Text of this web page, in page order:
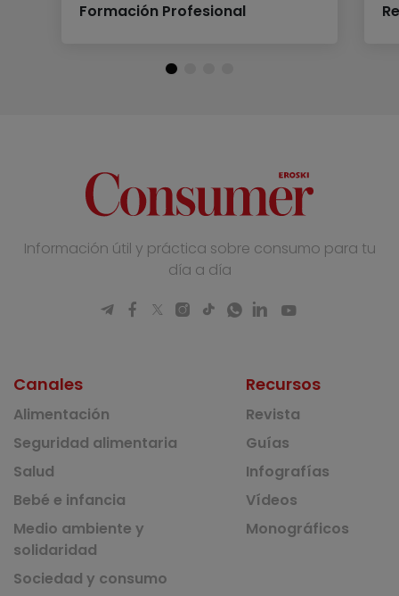
Formación Profesional
Información útil y práctica sobre consumo para tu
día a día
Canales
Alimentación
Seguridad alimentaria
Salud
Bebé e infancia
Medio ambiente y
solidaridad
Sociedad y consumo
Recursos
Revista
Guías
Infografías
Vídeos
Monográficos